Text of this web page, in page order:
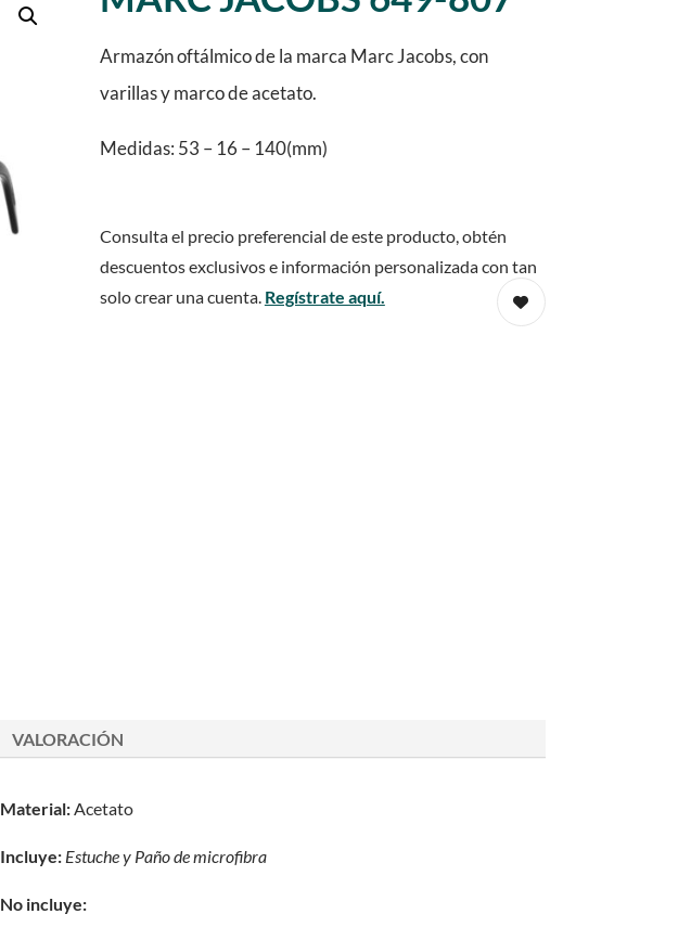
Armazón oftálmico de la marca Marc Jacobs, con
varillas y marco de acetato.
Medidas: 53 – 16 – 140(mm)
Consulta el precio preferencial de este producto, obtén
descuentos exclusivos e información personalizada con tan
solo crear una cuenta. Regístrate aquí.
VALORACIÓN
Material:Acetato
Incluye: Estuche y Paño de microfibra
No incluye: